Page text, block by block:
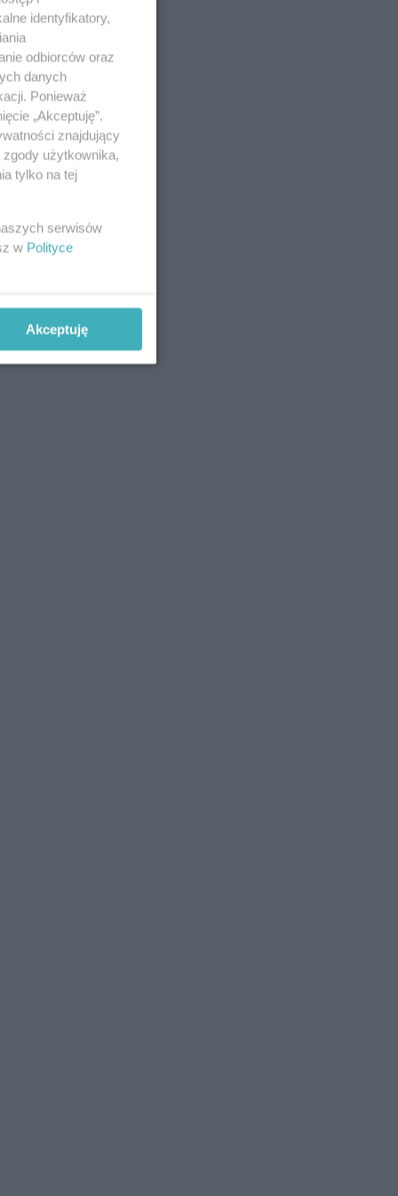
identyfikatory,
odbiorców oraz
danych
Ponieważ
„Akceptuję”.
znajdujący
użytkownika,
tylko na tej
serwisów
w Polityce
Akceptuję